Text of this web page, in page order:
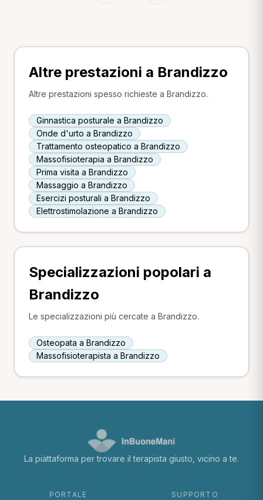
Altre prestazioni a Brandizzo
Altre prestazioni spesso richieste a Brandizzo.
Ginnastica posturale a Brandizzo
Onde d'urto a Brandizzo
Trattamento osteopatico a Brandizzo
Massofisioterapia a Brandizzo
Prima visita a Brandizzo
Massaggio a Brandizzo
Esercizi posturali a Brandizzo
Elettrostimolazione a Brandizzo
Specializzazioni popolari a
Brandizzo
Le specializzazioni più cercate a Brandizzo.
Osteopata a Brandizzo
Massofisioterapista a Brandizzo
La piattaforma per trovare il terapista giusto, vicino a te.
PORTALE SUPPORTO